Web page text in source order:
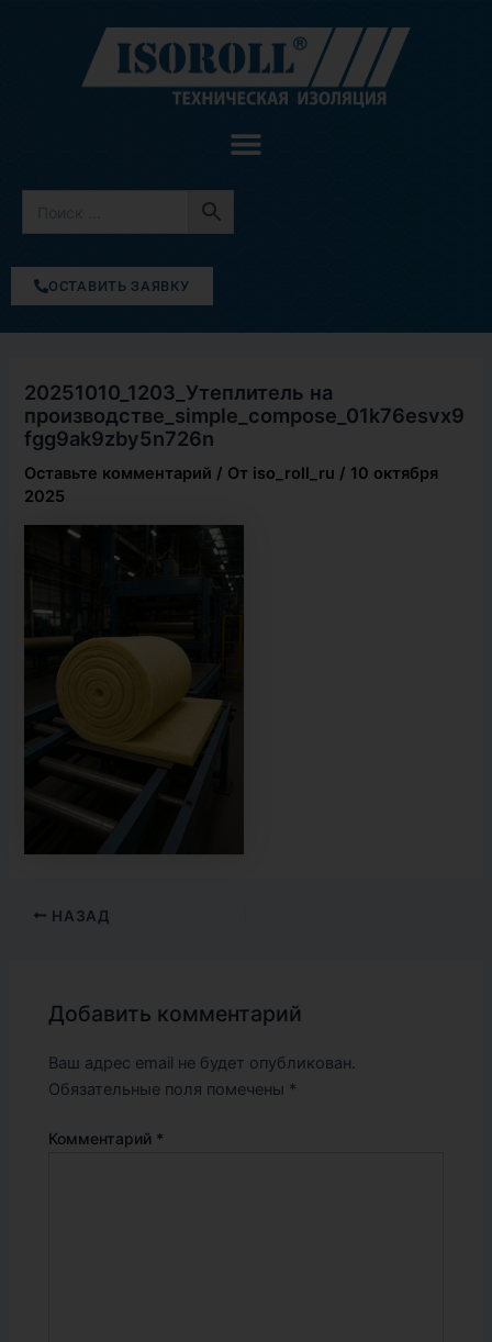
содержимому
ОСТАВИТЬ ЗАЯВКУ
20251010_1203_Утеплитель на
производстве_simple_compose_01k76esvx9
fgg9ak9zby5n726n
Оставьте комментарий / От iso_roll_ru / 10 октября
2025
НАЗАД
Добавить комментарий
Ваш адрес email не будет опубликован.
Обязательные поля помечены *
Комментарий *